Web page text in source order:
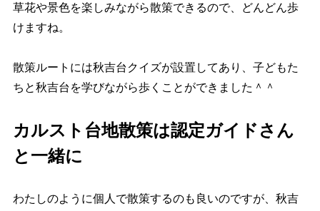
草花や景色を楽しみながら散策できるので、どんどん歩
けますね。
散策ルートには秋吉台クイズが設置してあり、子どもた
ちと秋吉台を学びながら歩くことができました＾＾
カルスト台地散策は認定ガイドさん
と一緒に
わたしのように個人で散策するのも良いのですが、秋吉